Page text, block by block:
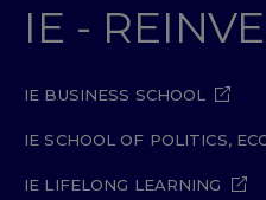
IE -
IE BUSINESS SCHOOL
IE SCHOOL OF POLITICS,
IE LIFELONG LEARNING